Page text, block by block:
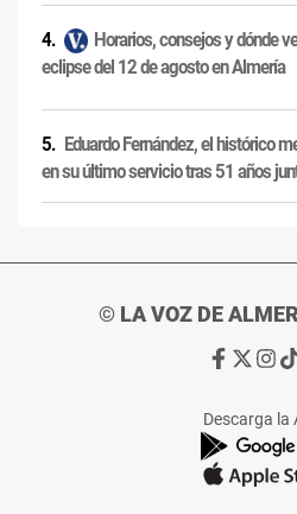
Horarios, consejos y dónde
eclipse del 12 de agosto en Almería
Eduardo Fernández, el histórico
en su último servicio tras 51 años
© LA VOZ DE
Ir
de
La
Voz
Ir
de
La
Voz
Ir
de
La
Descarga la